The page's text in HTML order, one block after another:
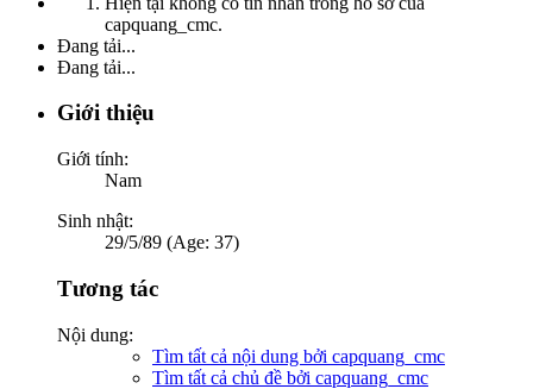
capquang_cmc.
Đang tải...
Đang tải...
Giới thiệu
Giới tính:
Nam
Sinh nhật:
29/5/89 (Age: 37)
Tương tác
Nội dung:
Tìm tất cả nội dung bởi capquang_cmc
Tìm tất cả chủ đề bởi capquang_cmc